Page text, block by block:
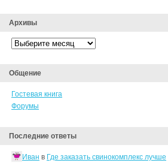
Архивы
Архивы
Общение
Гостевая книга
Форумы
Последние ответы
Иван в Где заказать свинокомплекс лучше